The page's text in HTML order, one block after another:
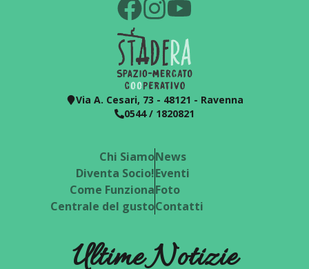
Via A. Cesari, 73 - 48121 - Ravenna
0544 / 1820821
Chi Siamo
Diventa Socio!
Come Funziona
Centrale del gusto
News
Eventi
Foto
Contatti
Ultime Notizie